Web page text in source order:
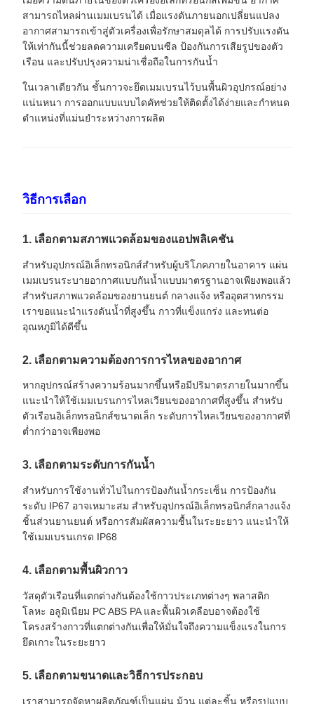
สามารถไหลผ่านเมมเบรนได้ เมื่อแรงดันภายนอกเปลี่ยนแปลง
อากาศสามารถเข้าสู่ตัวเครื่องเพื่อรักษาสมดุลได้ การปรับแรงดัน
ให้เท่ากันนี้ช่วยลดความเครียดบนซีล ป้องกันการเสียรูปของตัว
เรือน และปรับปรุงความน่าเชื่อถือในการกันน้ำ
ในเวลาเดียวกัน ชั้นกาวจะยึดเมมเบรนไว้บนพื้นผิวอุปกรณ์อย่าง
แน่นหนา การออกแบบแบบไดคัทช่วยให้ติดตั้งได้ง่ายและกำหนด
ตำแหน่งที่แม่นยำระหว่างการผลิต
วิธีการเลือก
1. เลือกตามสภาพแวดล้อมของแอปพลิเคชัน
สำหรับอุปกรณ์อิเล็กทรอนิกส์สำหรับผู้บริโภคภายในอาคาร แผ่น
เมมเบรนระบายอากาศแบบกันน้ำแบบมาตรฐานอาจเพียงพอแล้ว
สำหรับสภาพแวดล้อมของยานยนต์ กลางแจ้ง หรืออุตสาหกรรม
เราขอแนะนำแรงดันน้ำที่สูงขึ้น กาวที่แข็งแกร่ง และทนต่อ
อุณหภูมิได้ดีขึ้น
2. เลือกตามความต้องการการไหลของอากาศ
หากอุปกรณ์สร้างความร้อนมากขึ้นหรือมีปริมาตรภายในมากขึ้น
แนะนำให้ใช้เมมเบรนการไหลเวียนของอากาศที่สูงขึ้น สำหรับ
ตัวเรือนอิเล็กทรอนิกส์ขนาดเล็ก ระดับการไหลเวียนของอากาศที่
ต่ำกว่าอาจเพียงพอ
3. เลือกตามระดับการกันน้ำ
สำหรับการใช้งานทั่วไปในการป้องกันน้ำกระเซ็น การป้องกัน
ระดับ IP67 อาจเหมาะสม สำหรับอุปกรณ์อิเล็กทรอนิกส์กลางแจ้ง
ชิ้นส่วนยานยนต์ หรือการสัมผัสความชื้นในระยะยาว แนะนำให้
ใช้เมมเบรนเกรด IP68
4. เลือกตามพื้นผิวกาว
วัสดุตัวเรือนที่แตกต่างกันต้องใช้กาวประเภทต่างๆ พลาสติก
โลหะ อลูมิเนียม PC ABS PA และพื้นผิวเคลือบอาจต้องใช้
โครงสร้างกาวที่แตกต่างกันเพื่อให้มั่นใจถึงความแข็งแรงในการ
ยึดเกาะในระยะยาว
5. เลือกตามขนาดและวิธีการประกอบ
เราสามารถจัดหาผลิตภัณฑ์เป็นแผ่น ม้วน แต่ละชิ้น หรือรูปแบบ